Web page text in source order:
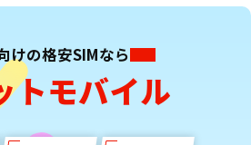
けの格安SIMなら
トモバイル